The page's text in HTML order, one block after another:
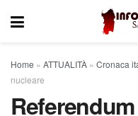
Home » ATTUALITÀ » Cronaca
nucleare